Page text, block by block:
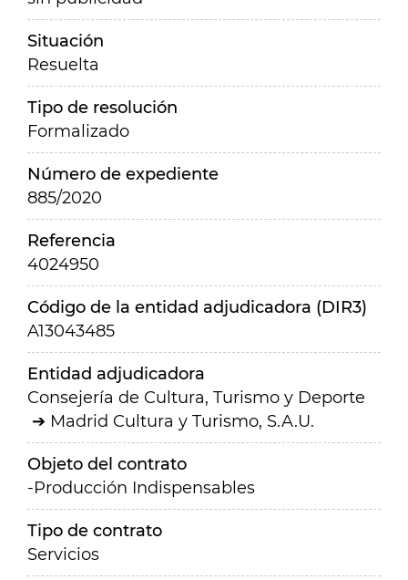
Situación
Resuelta
Tipo de resolución
Formalizado
Número de expediente
885/2020
Referencia
4024950
Código de la entidad adjudicadora (DIR3)
A13043485
Entidad adjudicadora
Consejería de Cultura, Turismo y Deporte
Madrid Cultura y Turismo, S.A.U.
Objeto del contrato
-Producción Indispensables
Tipo de contrato
Servicios